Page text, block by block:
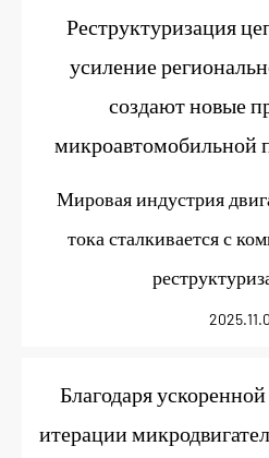
Реструктуризация
усиление
создают новые
микроавтомобильной
Мировая индустрия
тока сталкивается с
Благодаря
итерации